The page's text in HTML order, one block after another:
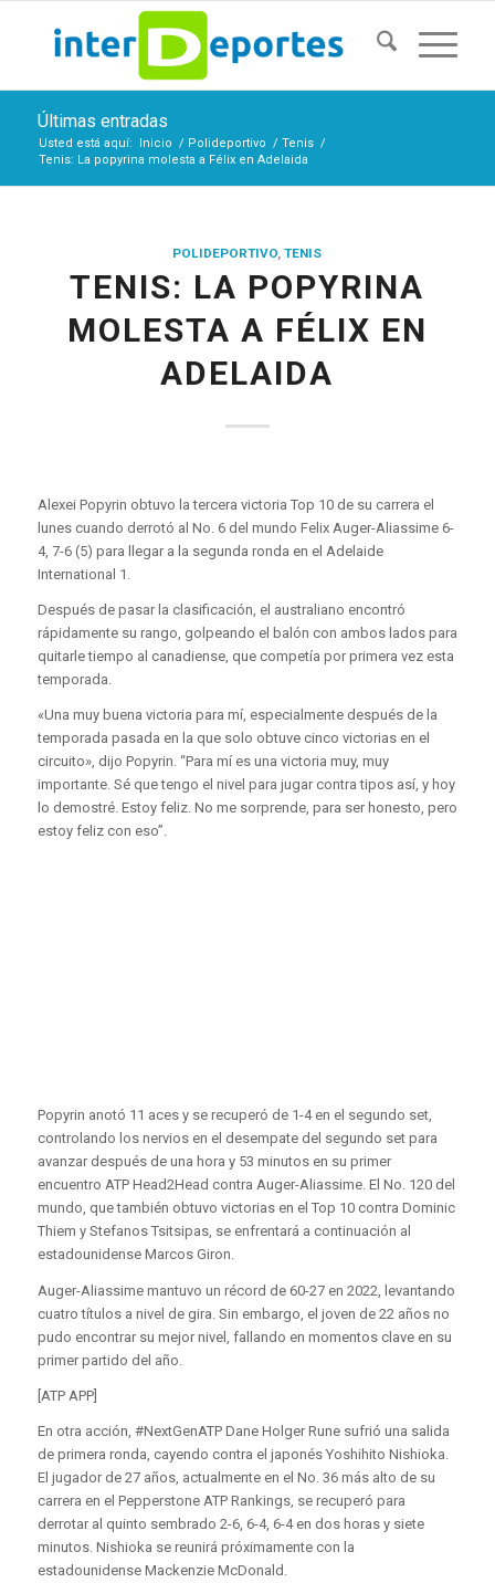
Últimas entradas
Usted está aquí: Inicio / Polideportivo / Tenis /
Tenis: La popyrina molesta a Félix en Adelaida
POLIDEPORTIVO,TENIS
TENIS: LA POPYRINA
MOLESTA A FÉLIX EN
ADELAIDA
Alexei Popyrin obtuvo la tercera victoria Top 10 de su carrera el
lunes cuando derrotó al No. 6 del mundo Felix Auger-Aliassime 6-
4, 7-6 (5) para llegar a la segunda ronda en el Adelaide
International 1.
Después de pasar la clasificación, el australiano encontró
rápidamente su rango, golpeando el balón con ambos lados para
quitarle tiempo al canadiense, que competía por primera vez esta
temporada.
«Una muy buena victoria para mí, especialmente después de la
temporada pasada en la que solo obtuve cinco victorias en el
circuito», dijo Popyrin. “Para mí es una victoria muy, muy
importante. Sé que tengo el nivel para jugar contra tipos así, y hoy
lo demostré. Estoy feliz. No me sorprende, para ser honesto, pero
estoy feliz con eso”.
Popyrin anotó 11 aces y se recuperó de 1-4 en el segundo set,
controlando los nervios en el desempate del segundo set para
avanzar después de una hora y 53 minutos en su primer
encuentro ATP Head2Head contra Auger-Aliassime. El No. 120 del
mundo, que también obtuvo victorias en el Top 10 contra Dominic
Thiem y Stefanos Tsitsipas, se enfrentará a continuación al
estadounidense Marcos Giron.
Auger-Aliassime mantuvo un récord de 60-27 en 2022, levantando
cuatro títulos a nivel de gira. Sin embargo, el joven de 22 años no
pudo encontrar su mejor nivel, fallando en momentos clave en su
primer partido del año.
[ATP APP]
En otra acción, #NextGenATP Dane Holger Rune sufrió una salida
de primera ronda, cayendo contra el japonés Yoshihito Nishioka.
El jugador de 27 años, actualmente en el No. 36 más alto de su
carrera en el Pepperstone ATP Rankings, se recuperó para
derrotar al quinto sembrado 2-6, 6-4, 6-4 en dos horas y siete
minutos. Nishioka se reunirá próximamente con la
estadounidense Mackenzie McDonald.